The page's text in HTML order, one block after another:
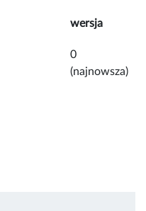
wersja
0
(najnowsza)